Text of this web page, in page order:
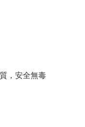
，安全無毒